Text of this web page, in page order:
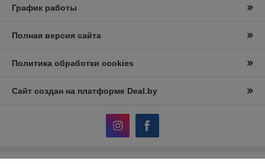
График работы
Полная версия сайта
Политика обработки cookies
Сайт создан на платформе Deal.by